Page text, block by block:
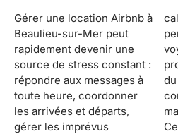
Gérer une location Airbnb à
Beaulieu-sur-Mer peut
rapidement devenir une
source de stress constant :
répondre aux messages à
toute heure, coordonner
les arrivées et départs,
gérer les imprévus
calendrier, le suivi
personnalisé des
voyageurs, le nettoyage
professionnel, la fourniture
du linge et des
consommables, ainsi que la
maintenance préventive.
Cette approche